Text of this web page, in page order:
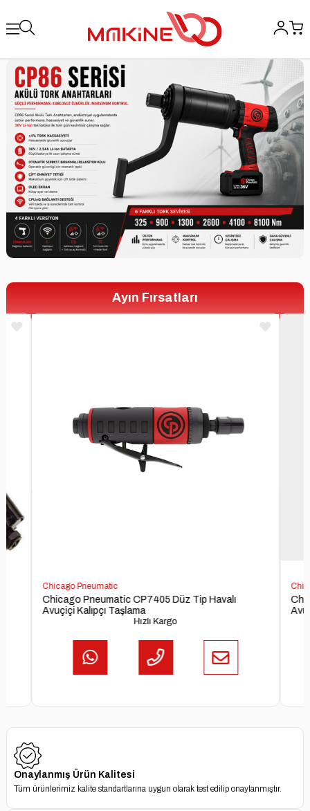
Ayın Fırsatları
Chicago Pneumatic
Chicago Pneumatic CP7405 Düz Tip Havalı
Avuçiçi Kalıpçı Taşlama
Hızlı Kargo
Onaylanmış Ürün Kalitesi
Tüm ürünlerimiz kalite standartlarına uygun olarak test edilip onaylanmıştır.